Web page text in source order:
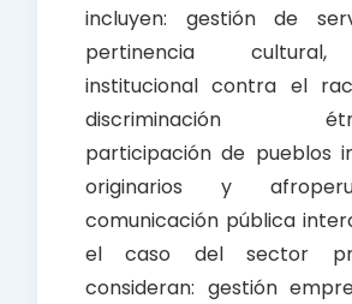
incluyen: gestión de
pertinencia
institucional contra el
discriminación
participación de pueblos
originarios y
comunicación pública
el caso del sector
consideran: gestión